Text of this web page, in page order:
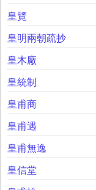
皇覽
皇明兩朝疏抄
皇木廠
皇統制
皇甫商
皇甫遇
皇甫無逸
皇信堂